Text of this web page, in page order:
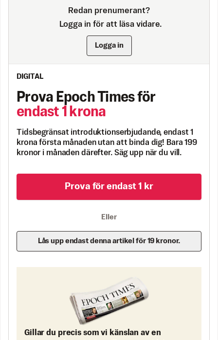
Redan prenumerant?
Logga in för att läsa vidare.
Logga in
DIGITAL
Prova Epoch Times för
endast 1 krona
Tidsbegränsat introduktionserbjudande, endast 1
krona första månaden utan att binda dig! Bara 199
kronor i månaden därefter. Säg upp när du vill.
Prova för endast 1 kr
Eller
Lås upp endast denna artikel för 19 kronor.
Gillar du precis som vi känslan av en